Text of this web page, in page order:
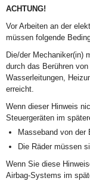
ACHTUNG!
Vor Arbeiten an der
müssen folgende
Die/der Mechaniker(in)
durch das Berühren
Wasserleitungen,
erreicht.
Wenn dieser Hinweis
Steuergeräten im
Masseband von
Die Räder müssen
Wenn Sie diese
Airbag-Systems im